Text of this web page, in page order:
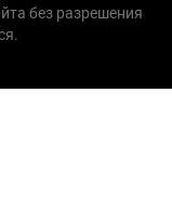
без разрешения